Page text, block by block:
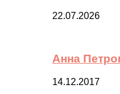
22.07.2026
Анна
14.12.2017